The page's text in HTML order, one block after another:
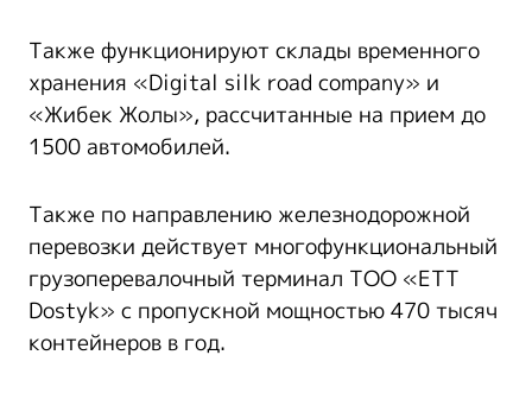
Также функционируют склады временного
хранения «Digital silk road company» и
«Жибек Жолы», рассчитанные на прием до
1500 автомобилей.
Также по направлению железнодорожной
перевозки действует многофункциональный
грузоперевалочный терминал ТОО «ЕTT
Dostyk» с пропускной мощностью 470 тысяч
контейнеров в год.